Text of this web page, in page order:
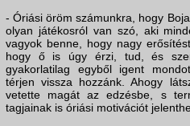
- Óriási öröm számunkra, hogy
olyan játékosról van szó, aki
vagyok benne, hogy nagy
hogy ő is úgy érzi, tud, és
gyakorlatilag egyből igent
térjen vissza hozzánk. Ahogy
vetette magát az edzésbe, s
tagjainak is óriási motivációt